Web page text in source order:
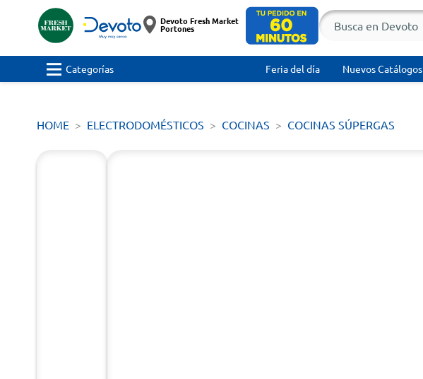
Devoto Fresh Market
Portones
Categorías Feria del día Nuevos Catálogos
HOME ELECTRODOMÉSTICOS COCINAS COCINAS SÚPERGAS